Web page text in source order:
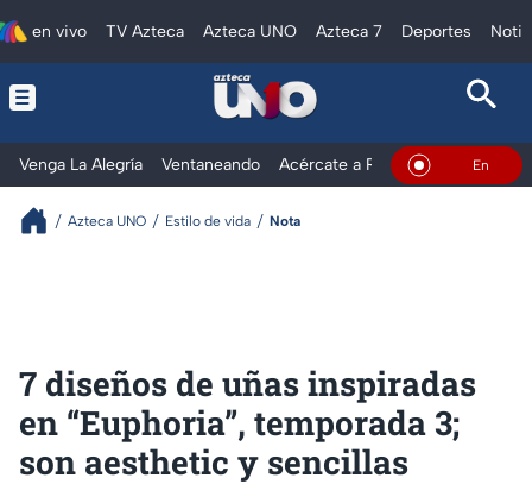
en vivo TV Azteca Azteca UNO Azteca 7 Deportes
Venga La Alegría Ventaneando Acércate a Rocío Al Extremo
En Vivo
Azteca UNO Estilo de vida Nota
7 diseños de uñas inspiradas
en “Euphoria”, temporada 3;
son aesthetic y sencillas